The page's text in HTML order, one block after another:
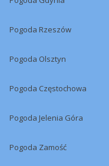
Pogoda Rzeszów
Pogoda Olsztyn
Pogoda Częstochowa
Pogoda Jelenia Góra
Pogoda Zamość